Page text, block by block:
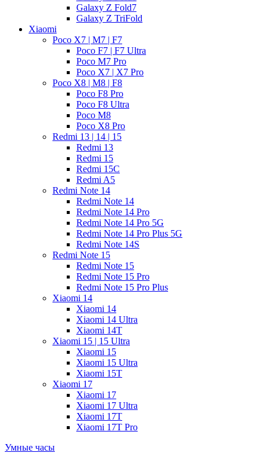
Galaxy Z Fold7
Galaxy Z TriFold
Xiaomi
Poco X7 | M7 | F7
Poco F7 | F7 Ultra
Poco M7 Pro
Poco X7 | X7 Pro
Poco X8 | M8 | F8
Poco F8 Pro
Poco F8 Ultra
Poco M8
Poco X8 Pro
Redmi 13 | 14 | 15
Redmi 13
Redmi 15
Redmi 15C
Redmi A5
Redmi Note 14
Redmi Note 14
Redmi Note 14 Pro
Redmi Note 14 Pro 5G
Redmi Note 14 Pro Plus 5G
Redmi Note 14S
Redmi Note 15
Redmi Note 15
Redmi Note 15 Pro
Redmi Note 15 Pro Plus
Xiaomi 14
Xiaomi 14
Xiaomi 14 Ultra
Xiaomi 14T
Xiaomi 15 | 15 Ultra
Xiaomi 15
Xiaomi 15 Ultra
Xiaomi 15T
Xiaomi 17
Xiaomi 17
Xiaomi 17 Ultra
Xiaomi 17T
Xiaomi 17T Pro
Умные часы